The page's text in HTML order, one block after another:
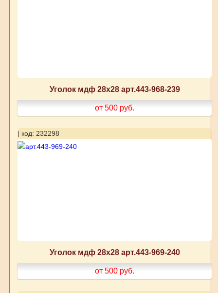
Уголок мдф 28х28 арт.443-968-239
от 500 руб.
| код: 232298
Уголок мдф 28х28 арт.443-969-240
от 500 руб.